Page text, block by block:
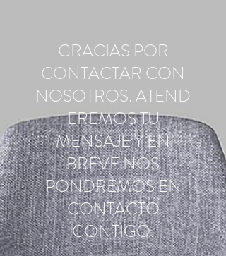
GRACIAS POR
CONTACTAR CON
NOSOTROS. ATEND
EREMOS TU
MENSAJE Y EN
BREVE NOS
PONDREMOS EN
CONTACTO
CONTIGO.